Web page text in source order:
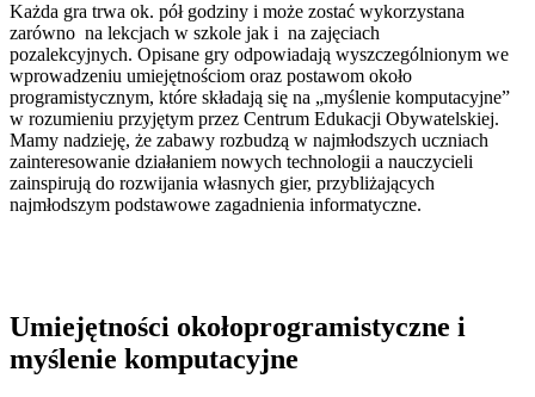
Każda gra trwa ok. pół godziny i może zostać wykorzystana
zarówno na lekcjach w szkole jak i na zajęciach
pozalekcyjnych. Opisane gry odpowiadają wyszczególnionym we
wprowadzeniu umiejętnościom oraz postawom około
programistycznym, które składają się na „myślenie komputacyjne”
w rozumieniu przyjętym przez Centrum Edukacji Obywatelskiej.
Mamy nadzieję, że zabawy rozbudzą w najmłodszych uczniach
zainteresowanie działaniem nowych technologii a nauczycieli
zainspirują do rozwijania własnych gier, przybliżających
najmłodszym podstawowe zagadnienia informatyczne.
Umiejętności okołoprogramistyczne i
myślenie komputacyjne